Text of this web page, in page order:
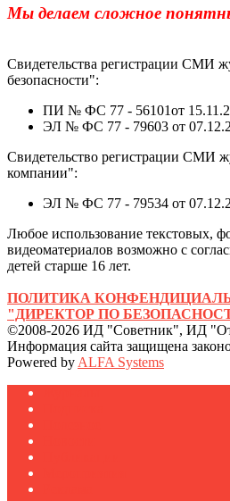
Мы делаем сложное
Свидетельства регистрации СМИ
безопасности":
ПИ № ФС 77 - 56101от
ЭЛ № ФС 77 - 79603 от
Свидетельство регистрации СМИ
компании":
ЭЛ № ФС 77 - 79534 от
Любое использование текстовых,
видеоматериалов возможно с
детей старше 16 лет.
ПОЛИТИКА
"ДИРЕКТОР ПО
©2008-2026 ИД "Советник", ИД
Информация сайта защищена
Powered by ALFA Systems